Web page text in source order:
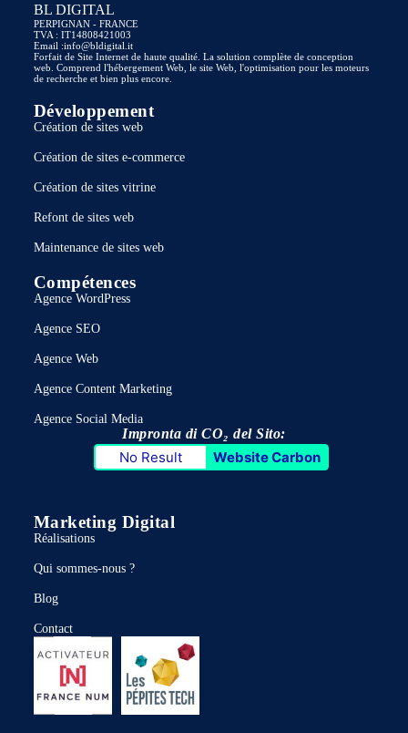
BL DIGITAL
PERPIGNAN - FRANCE
TVA : IT14808421003
Email :info@bldigital.it
Forfait de Site Internet de haute qualité. La solution complète de conception
web. Comprend l'hébergement Web, le site Web, l'optimisation pour les moteurs
de recherche et bien plus encore.
Développement
Création de sites web
Création de sites e-commerce
Création de sites vitrine
Refont de sites web
Maintenance de sites web
Compétences
Agence WordPress
Agence SEO
Agence Web
Agence Content Marketing
Agence Social Media
Impronta di CO₂ del Sito:
No Result Website Carbon
Marketing Digital
Réalisations
Qui sommes-nous ?
Blog
Contact